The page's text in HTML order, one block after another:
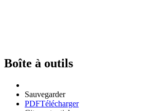
Boîte à outils
Sauvegarder
PDFTélécharger